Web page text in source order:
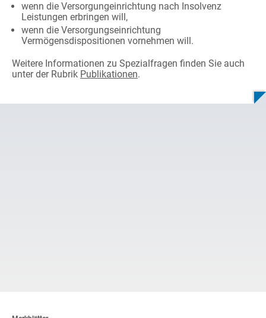
wenn die Versorgungeinrichtung nach Insolvenz
Leistungen erbringen will,
wenn die Versorgungseinrichtung
Vermögensdispositionen vornehmen will.
Weitere Informationen zu Spezialfragen finden Sie auch
unter der Rubrik Publikationen.